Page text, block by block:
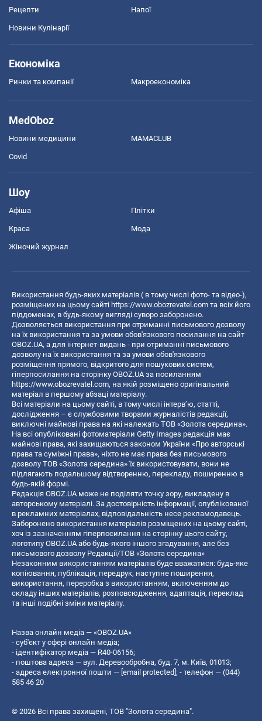
Рецепти Напої
Новини Кулінарії
Економіка
Ринки та компанії Макроекономіка
MedOboz
Новини медицини MAMACLUB
Covid
Шоу
Афіша Плітки
Краса Мода
Жіночий журнал
Використання будь-яких матеріалів ( в тому числі фото- та відео-),
розміщених на цьому сайті https://www.obozrevatel.com та всіх його
піддоменах, в будь-якому вигляді суворо заборонено.
Дозволяється використання при отриманні письмового дозволу
на їх використання та за умови обов'язкового посилання на сайт
OBOZ.UA, а для інтернет-видань - при отриманні письмового
дозволу на їх використання та за умови обов'язкового
розміщення прямого, відкритого для пошукових систем,
гіперпосилання на сторінку OBOZ.UA за посиланням
https://www.obozrevatel.com, на якій розміщено оригінальний
матеріал в першому абзаці матеріалу.
Всі матеріали на цьому сайті, в тому числі інтерв’ю, статті,
дослідження – є службовими творами журналістів редакції,
виключні майнові права на які належать ТОВ «Золота середина».
На всі опубліковані фотоматеріали Getty Images редакція має
майнові права, які захищаються законом України «Про авторські
права та суміжні права», ніхто не має права без письмового
дозволу ТОВ «Золота середина» їх використовувати, вони не
підлягають подальшому відтворенню, перекладу, поширенню в
будь-якій формі.
Редакція OBOZ.UA може не поділяти точку зору, викладену в
авторському матеріалі. За достовірність інформації, опублікованої
в рекламних матеріалах, відповідальність несе рекламодавець.
Заборонено використання матеріалів розміщених на цьому сайті,
хоч із зазначенням гіперпосилання на сторінку цього сайту,
логотипу OBOZ.UA або будь-якого іншого згадування, але без
письмового дозволу Редакції/ТОВ «Золота середина»
Незаконним використанням матеріалів буде вважатися: будь-яке
копiювання, публiкацiя, передрук, наступне поширення,
використання, переробка з використанням, включенням до
складу інших матеріалів, розповсюдження, адаптація, переклад
та інші подібні зміни матеріалу.
Назва онлайн медіа — «OBOZ.UA»
- суб'єкт у сфері онлайн медіа;
- ідентифікатор медіа — R40-06156;
- поштова адреса — вул. Деревообробна, буд. 7, м. Київ, 01013;
- адреса електронної пошти — [email protected] ; - телефон — (044)
585 46 20
© 2026 Всі права захищені, ТОВ "Золота середина".